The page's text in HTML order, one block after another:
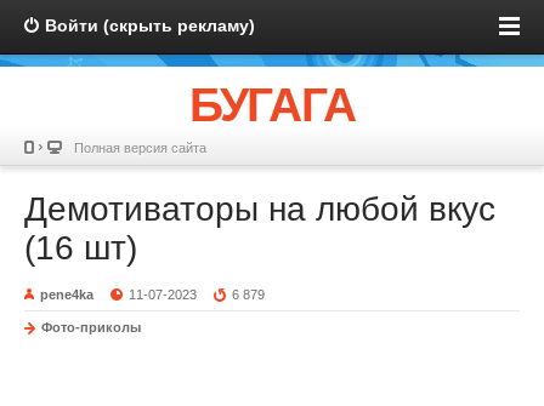
Войти (скрыть рекламу)
БУГАГА
Полная версия сайта
Демотиваторы на любой вкус
(16 шт)
pene4ka 11-07-2023 6 879
Фото-приколы